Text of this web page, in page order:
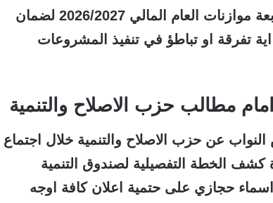
احاطة تستهدف كشف اوجه الانفاق ومتابعة موازنات العام المالي 2026/2027 لضمان
تفرقة او تباطؤ في تنفيذ المشروعات
مطالب حزب الاصلاح والتنمية
عن حزب الاصلاح والتنمية خلال اجتماع
كشف الخطة التفصيلية لصندوق التنمية
حجازي على حتمية اعلان كافة اوجه